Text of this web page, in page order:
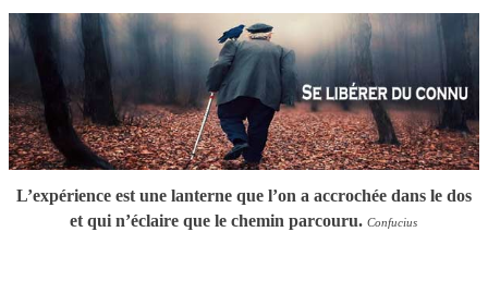
L’expérience est une lanterne que l’on a accrochée dans le dos
et qui n’éclaire que le chemin parcouru. Confucius